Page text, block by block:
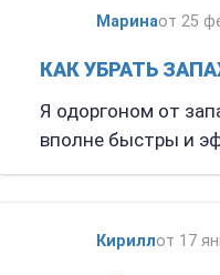
Маринаот 25
КАК УБРАТЬ
Я одоргоном от
вполне быстры и
Кириллот 17